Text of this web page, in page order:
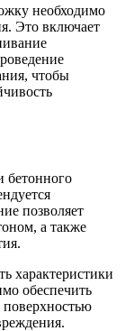
необходимо
Это включает
чтобы
бетонного
позволяет
а также
характеристики
обеспечить
поверхностью